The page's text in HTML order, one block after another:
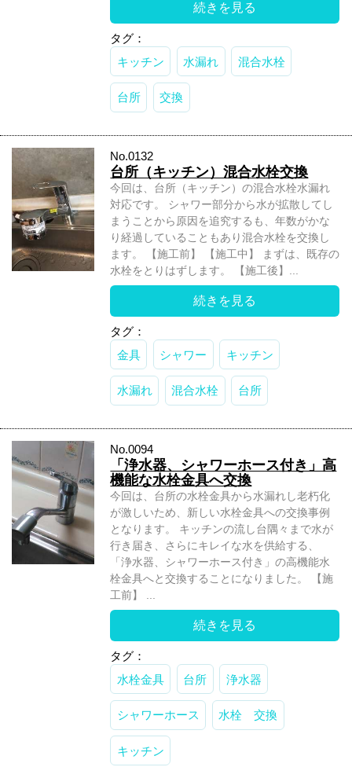
続きを見る
タグ：
キッチン
水漏れ 混合水栓
台所 交換
No.0132
台所（キッチン）混合水栓交換
今回は、台所（キッチン）の混合水栓水漏れ
対応です。 シャワー部分から水が拡散してし
まうことから原因を追究するも、年数がかな
り経過していることもあり混合水栓を交換し
ます。 【施工前】 【施工中】 まずは、既存の
水栓をとりはずします。 【施工後】...
続きを見る
タグ：
金具
シャワー キッチン
水漏れ 混合水栓 台所
No.0094
「浄水器、シャワーホース付き」高
機能な水栓金具へ交換
今回は、台所の水栓金具から水漏れし老朽化
が激しいため、新しい水栓金具への交換事例
となります。 キッチンの流し台隅々まで水が
行き届き、さらにキレイな水を供給する、
「浄水器、シャワーホース付き」の高機能水
栓金具へと交換することになりました。 【施
工前】 ...
続きを見る
タグ：
水栓金具
台所 浄水器
シャワーホース 水栓 交換
キッチン